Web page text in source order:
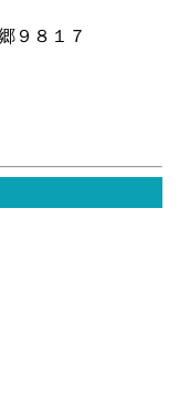
９８１７